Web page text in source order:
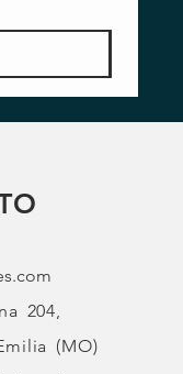
204,
(MO)